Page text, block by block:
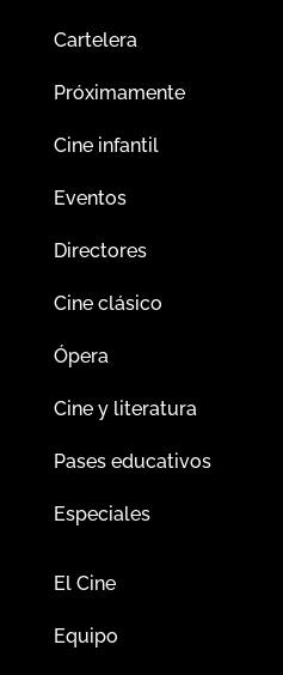
Cartelera
Próximamente
Cine infantil
Eventos
Directores
Cine clásico
Ópera
Cine y literatura
Pases educativos
Especiales
El Cine
Equipo